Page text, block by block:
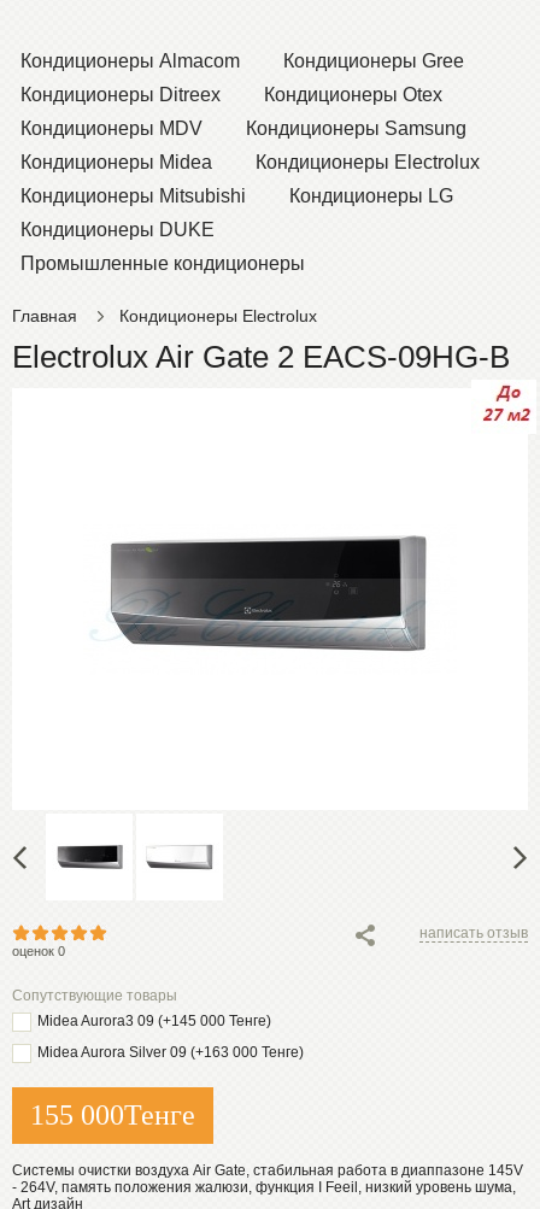
Кондиционеры Almacom
Кондиционеры Gree
Кондиционеры Ditreex
Кондиционеры Otex
Кондиционеры MDV
Кондиционеры Samsung
Кондиционеры Midea
Кондиционеры Electrolux
Кондиционеры Mitsubishi
Кондиционеры LG
Кондиционеры DUKE
Промышленные кондиционеры
Главная Кондиционеры Electrolux
Electrolux Air Gate 2 EACS-09HG-В
оценок 0
написать отзыв
Сопутствующие товары
Midea Aurora3 09 (+145 000 Тенге)
Midea Aurora Silver 09 (+163 000 Тенге)
155 000Тенге
Системы очистки воздуха Air Gate, стабильная работа в диаппазоне 145V
- 264V, память положения жалюзи, функция I Feeil, низкий уровень шума,
Art дизайн